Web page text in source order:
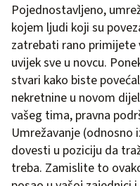
Pojednostavljeno,
kojem ljudi koji su
zatrebati rano primijete
uvijek sve u novcu.
stvari kako biste
nekretnine u novom
vašeg tima, pravna
Umrežavanje (odnosno
dovesti u poziciju da
treba. Zamislite to